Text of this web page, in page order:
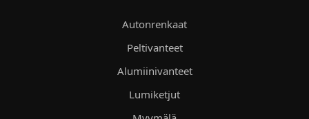
Autonrenkaat
Peltivanteet
Alumiinivanteet
Lumiketjut